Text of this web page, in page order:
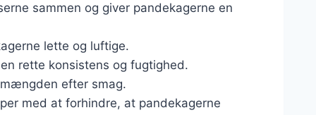
sammen og giver pandekagerne en
lette og luftige.
rette konsistens og fugtighed.
efter smag.
med at forhindre, at pandekagerne